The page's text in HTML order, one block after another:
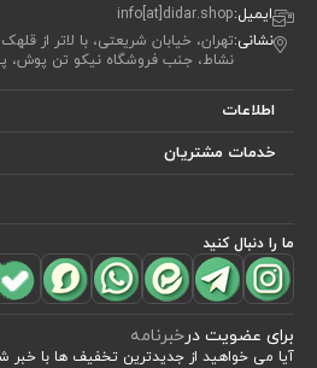
ایمیل:info[at]didar.shop
نشانی:تهران، خیابان شریعتی، با لاتر از
نشاط، جنب فروشگاه نیکو تن پوش، پلاک 357،طبقه
اطلاعات
خدمات مشتریان
ما را دنبال کنید
برای عضویت درخبرنامه
آیا می خواهید از جدید‌ترین تخفیف‌ ها با‌ خبر